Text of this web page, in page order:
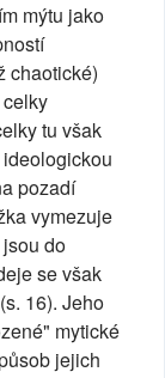
mýtu jako
chaotické)
tu však
pozadí
vymezuje
do
se však
16). Jeho
mytické
jejich